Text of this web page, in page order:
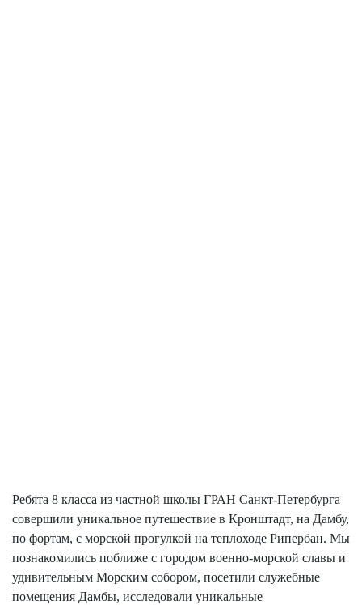
Ребята 8 класса из частной школы ГРАН Санкт-Петербурга
совершили уникальное путешествие в Кронштадт, на Дамбу,
по фортам, с морской прогулкой на теплоходе Рипербан. Мы
познакомились поближе с городом военно-морской славы и
удивительным Морским собором, посетили служебные
помещения Дамбы, исследовали уникальные